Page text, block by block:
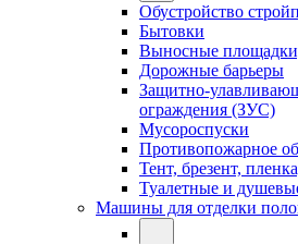
Обустройство
Бытовки
Выносные
Дорожные барьеры
Защитно-
ограждения (ЗУС)
Мусороспуски
Противопожарное
Тент, брезент,
Туалетные и
Машины для отделки